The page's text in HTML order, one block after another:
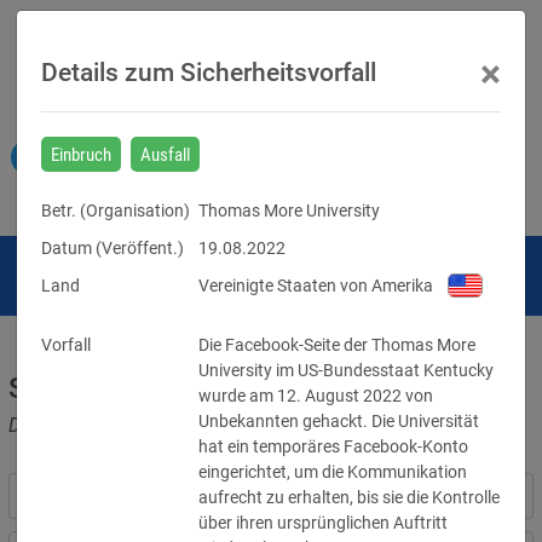
Sicherheitsvorfälle
Datenpannen, Cyber-Angriffe und Schwachstellen
Details zum Sicherheitsvorfall ×
Einbruch Ausfall
Betr. (Organisation) Thomas More University
Datum (Veröffent.)
19.08.2022
Land
Vereinigte Staaten von Amerika
Vorfall
Die Facebook-Seite der Thomas More
University im US-Bundesstaat Kentucky
wurde am 12. August 2022 von
Unbekannten gehackt. Die Universität
hat ein temporäres Facebook-Konto
eingerichtet, um die Kommunikation
aufrecht zu erhalten, bis sie die Kontrolle
über ihren ursprünglichen Auftritt